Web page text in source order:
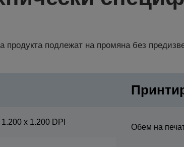
подлежат на промяна без
1.200 x 1.200 DPI
Обем на